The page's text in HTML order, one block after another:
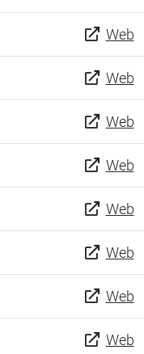
Web
Web
Web
Web
Web
Web
Web
Web